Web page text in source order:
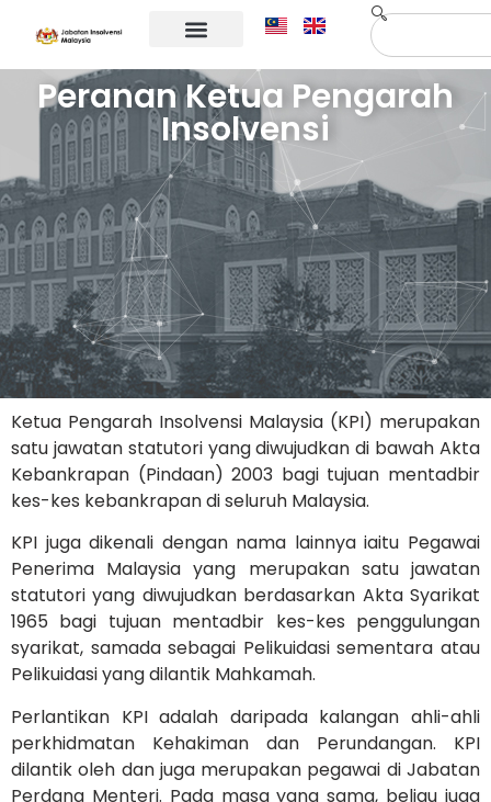
Peranan Ketua Pengarah
Insolvensi
Ketua Pengarah Insolvensi Malaysia (KPI) merupakan
satu jawatan statutori yang diwujudkan di bawah Akta
Kebankrapan (Pindaan) 2003 bagi tujuan mentadbir
kes-kes kebankrapan di seluruh Malaysia.
KPI juga dikenali dengan nama lainnya iaitu Pegawai
Penerima Malaysia yang merupakan satu jawatan
statutori yang diwujudkan berdasarkan Akta Syarikat
1965 bagi tujuan mentadbir kes-kes penggulungan
syarikat, samada sebagai Pelikuidasi sementara atau
Pelikuidasi yang dilantik Mahkamah.
Perlantikan KPI adalah daripada kalangan ahli-ahli
perkhidmatan Kehakiman dan Perundangan. KPI
dilantik oleh dan juga merupakan pegawai di Jabatan
Perdana Menteri. Pada masa yang sama, beliau juga